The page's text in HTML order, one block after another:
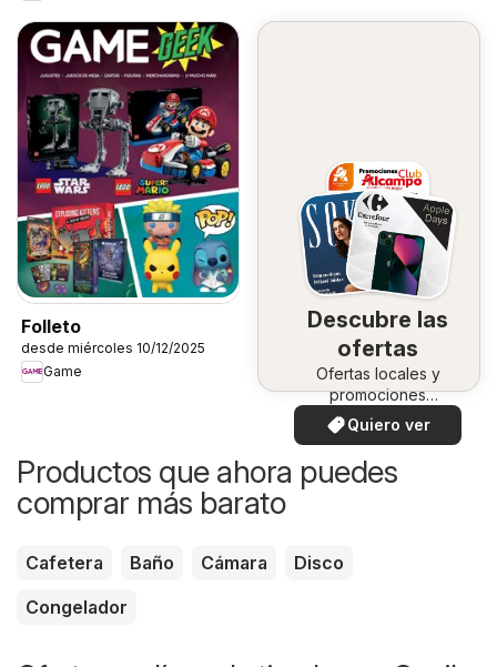
Folleto
desde miércoles 10/12/2025
Game
Descubre las
ofertas
Ofertas locales y
promociones
especiales.
Quiero ver
Productos que ahora puedes
comprar más barato
Cafetera Baño Cámara
Disco
Congelador